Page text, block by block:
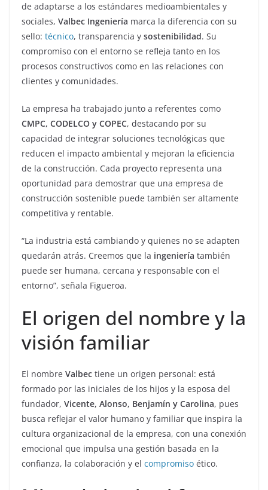
de adaptarse a los estándares medioambientales y
sociales, Valbec Ingeniería marca la diferencia con su
sello: técnico, transparencia y sostenibilidad. Su
compromiso con el entorno se refleja tanto en los
procesos constructivos como en las relaciones con
clientes y comunidades.
La empresa ha trabajado junto a referentes como
CMPC, CODELCO y COPEC, destacando por su
capacidad de integrar soluciones tecnológicas que
reducen el impacto ambiental y mejoran la eficiencia
de la construcción. Cada proyecto representa una
oportunidad para demostrar que una empresa de
construcción sostenible puede también ser altamente
competitiva y rentable.
“La industria está cambiando y quienes no se adapten
quedarán atrás. Creemos que la ingeniería también
puede ser humana, cercana y responsable con el
entorno”, señala Figueroa.
El origen del nombre y la
visión familiar
El nombre Valbec tiene un origen personal: está
formado por las iniciales de los hijos y la esposa del
fundador, Vicente, Alonso, Benjamín y Carolina, pues
busca reflejar el valor humano y familiar que inspira la
cultura organizacional de la empresa, con una conexión
emocional que impulsa una gestión basada en la
confianza, la colaboración y el compromiso ético.